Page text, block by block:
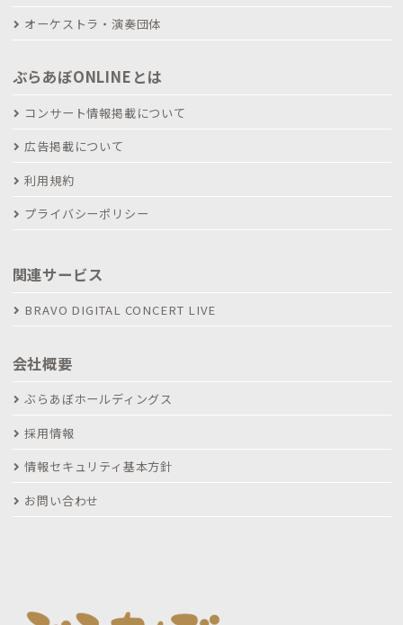
オーケストラ・演奏団体
ぶらあぼONLINEとは
コンサート情報掲載について
広告掲載について
利用規約
プライバシーポリシー
関連サービス
BRAVO DIGITAL CONCERT LIVE
会社概要
ぶらあぼホールディングス
採用情報
情報セキュリティ基本方針
お問い合わせ